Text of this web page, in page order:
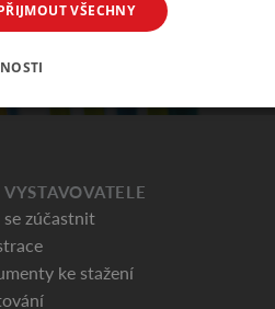
VYSTAVOVATELE
se zúčastnit
ke stažení
VŠECHNY